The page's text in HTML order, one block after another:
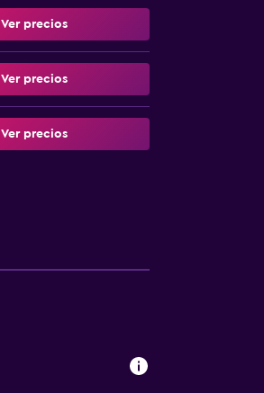
Ver precios
Ver precios
Ver precios